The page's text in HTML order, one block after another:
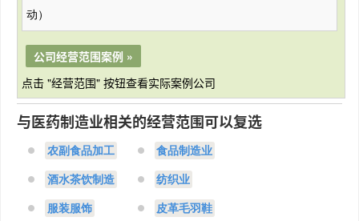
动）
公司经营范围案例 »
点击 "经营范围" 按钮查看实际案例公司
与医药制造业相关的经营范围可以复选
农副食品加工 食品制造业
酒水茶饮制造 纺织业
服装服饰 皮革毛羽鞋